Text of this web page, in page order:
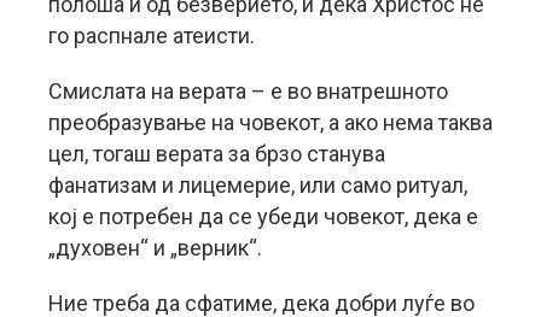
го распнале атеисти.
Смислата на верата – е во внатрешното
преобразување на човекот, а ако нема таква
цел, тогаш верата за брзо станува
фанатизам и лицемерие, или само ритуал,
кој е потребен да се убеди човекот, дека е
„духовен“ и „верник“.
Ние треба да сфатиме, дека добри луѓе во